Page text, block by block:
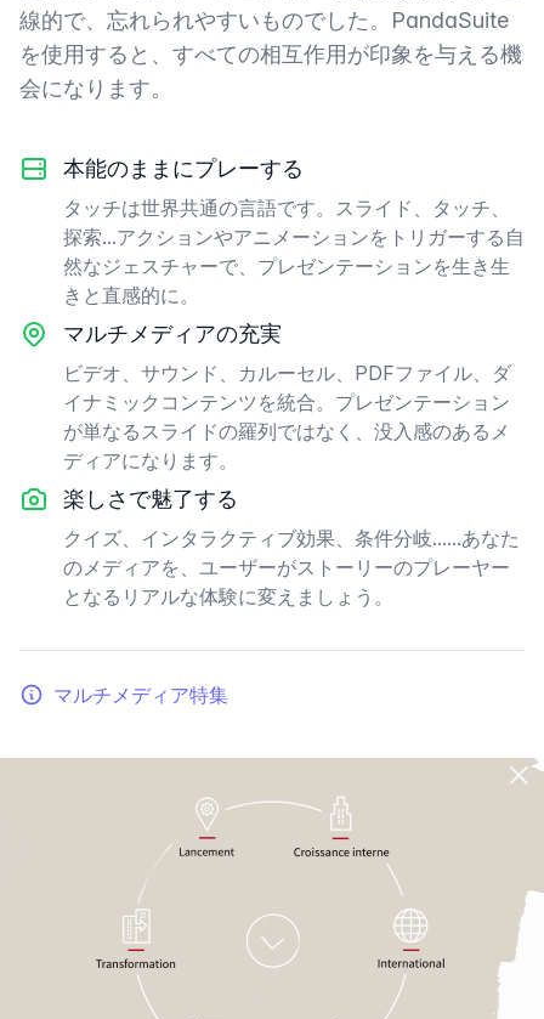
線的で、忘れられやすいものでした。PandaSuite
を使用すると、すべての相互作用が印象を与える機
会になります。
本能のままにプレーする
タッチは世界共通の言語です。スライド、タッチ、
探索...アクションやアニメーションをトリガーする自
然なジェスチャーで、プレゼンテーションを生き生
きと直感的に。
マルチメディアの充実
ビデオ、サウンド、カルーセル、PDFファイル、ダ
イナミックコンテンツを統合。プレゼンテーション
が単なるスライドの羅列ではなく、没入感のあるメ
ディアになります。
楽しさで魅了する
クイズ、インタラクティブ効果、条件分岐......あなた
のメディアを、ユーザーがストーリーのプレーヤー
となるリアルな体験に変えましょう。
マルチメディア特集